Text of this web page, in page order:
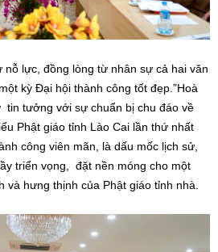
nỗ lực, đồng lòng từ nhân sự cả hai văn
kỳ Đại hội thành công tốt đẹp.”Hoà
tưởng với sự chuẩn bị chu đáo về
Phật giáo tỉnh Lào Cai lần thứ nhất
công viên mãn, là dấu mốc lịch sử,
triển vọng, đặt nền móng cho một
và hưng thịnh của Phật giáo tỉnh nhà.